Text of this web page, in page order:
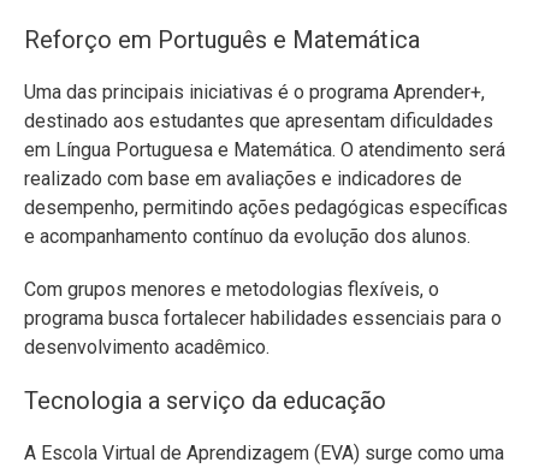
Reforço em Português e Matemática
Uma das principais iniciativas é o programa Aprender+,
destinado aos estudantes que apresentam dificuldades
em Língua Portuguesa e Matemática. O atendimento será
realizado com base em avaliações e indicadores de
desempenho, permitindo ações pedagógicas específicas
e acompanhamento contínuo da evolução dos alunos.
Com grupos menores e metodologias flexíveis, o
programa busca fortalecer habilidades essenciais para o
desenvolvimento acadêmico.
Tecnologia a serviço da educação
A Escola Virtual de Aprendizagem (EVA) surge como uma